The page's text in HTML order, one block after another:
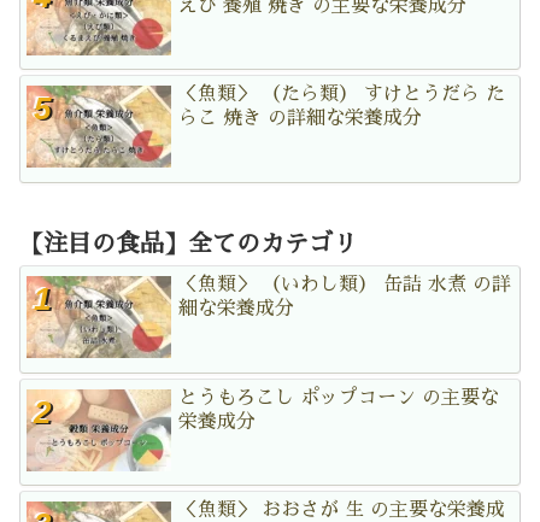
えび 養殖 焼き の主要な栄養成分
＜魚類＞ （たら類） すけとうだら た
らこ 焼き の詳細な栄養成分
【注目の食品】全てのカテゴリ
＜魚類＞ （いわし類） 缶詰 水煮 の詳
細な栄養成分
とうもろこし ポップコーン の主要な
栄養成分
＜魚類＞ おおさが 生 の主要な栄養成